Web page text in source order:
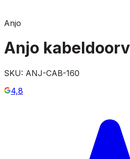
Anjo
Anjo
SKU: ANJ-CAB-160
4,8